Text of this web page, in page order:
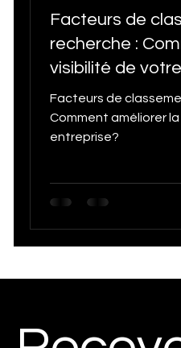
Facteurs de
recherche :
visibilité de
Facteurs de
Comment améliorer
entreprise?